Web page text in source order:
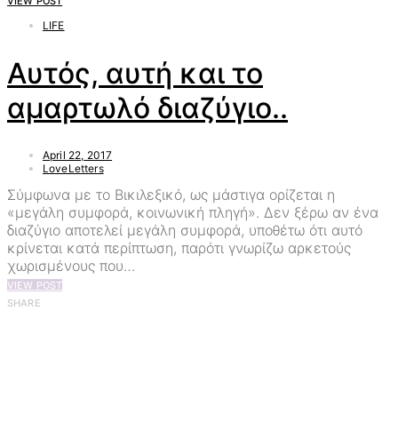
LIFE
Αυτός, αυτή και το
αμαρτωλό διαζύγιο..
April 22, 2017
LoveLetters
Σύμφωνα με το Βικιλεξικό, ως μάστιγα ορίζεται η
«μεγάλη συμφορά, κοινωνική πληγή». Δεν ξέρω αν ένα
διαζύγιο αποτελεί μεγάλη συμφορά, υποθέτω ότι αυτό
κρίνεται κατά περίπτωση, παρότι γνωρίζω αρκετούς
χωρισμένους που…
VIEW POST
SHARE